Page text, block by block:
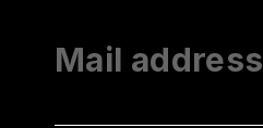
Mail address